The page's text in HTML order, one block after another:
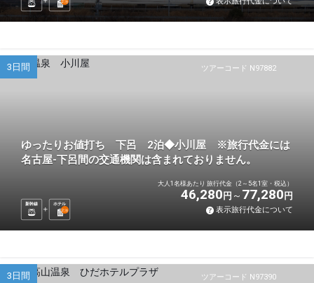
2泊
ツアーコード N97882
3日間
ゆったりお値打ち 下呂 2泊◆小川屋 ※旅行代金には
名古屋-下呂間の交通機関は含まれておりません。
新幹線
ホテル
2泊
大人1名様あたり 旅行代金（2～5名1室・税込）
46,280 円 77,280 円
表示旅行代金について
ツアーコード N97390
3日間